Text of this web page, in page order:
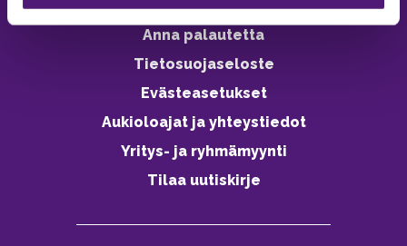
Avoimet työpaikat
Anna palautetta
Tietosuojaseloste
Evästeasetukset
Aukioloajat ja yhteystiedot
Yritys- ja ryhmämyynti
Tilaa uutiskirje